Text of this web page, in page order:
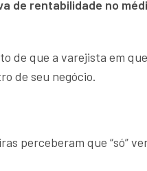
de rentabilidade no
de que a varejista em
de seu negócio.
perceberam que “só”